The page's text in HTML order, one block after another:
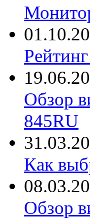
Обзор
845RU
Как
Обзор